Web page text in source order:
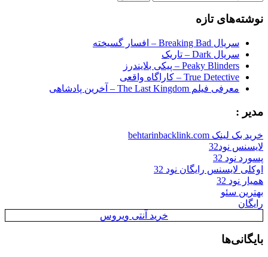
نوشته‌های تازه
سریال Breaking Bad – افسار گسیخته
سریال Dark – تاریک
Peaky Blinders – پیکی بلایندرز
True Detective – کاراگاه واقعی
معرفی فیلم The Last Kingdom – آخرین پادشاهی
مدیر :
خرید بک لینک behtarinbacklink.com
لایسنس نود32
پسورد نود 32
اوکلی لایسنس رایگان نود 32
همیار نود 32
بهترین سئو
رایگان
خرید آنتی ویروس
بایگانی‌ها